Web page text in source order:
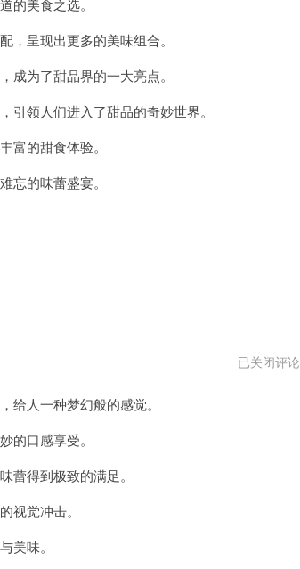
美食之选。
呈现出更多的美味组合。
为了甜品界的一大亮点。
领人们进入了甜品的奇妙世界。
的甜食体验。
的味蕾盛宴。
泡
芙
已关闭评论
人一种梦幻般的感觉。
口感享受。
得到极致的满足。
觉冲击。
味。